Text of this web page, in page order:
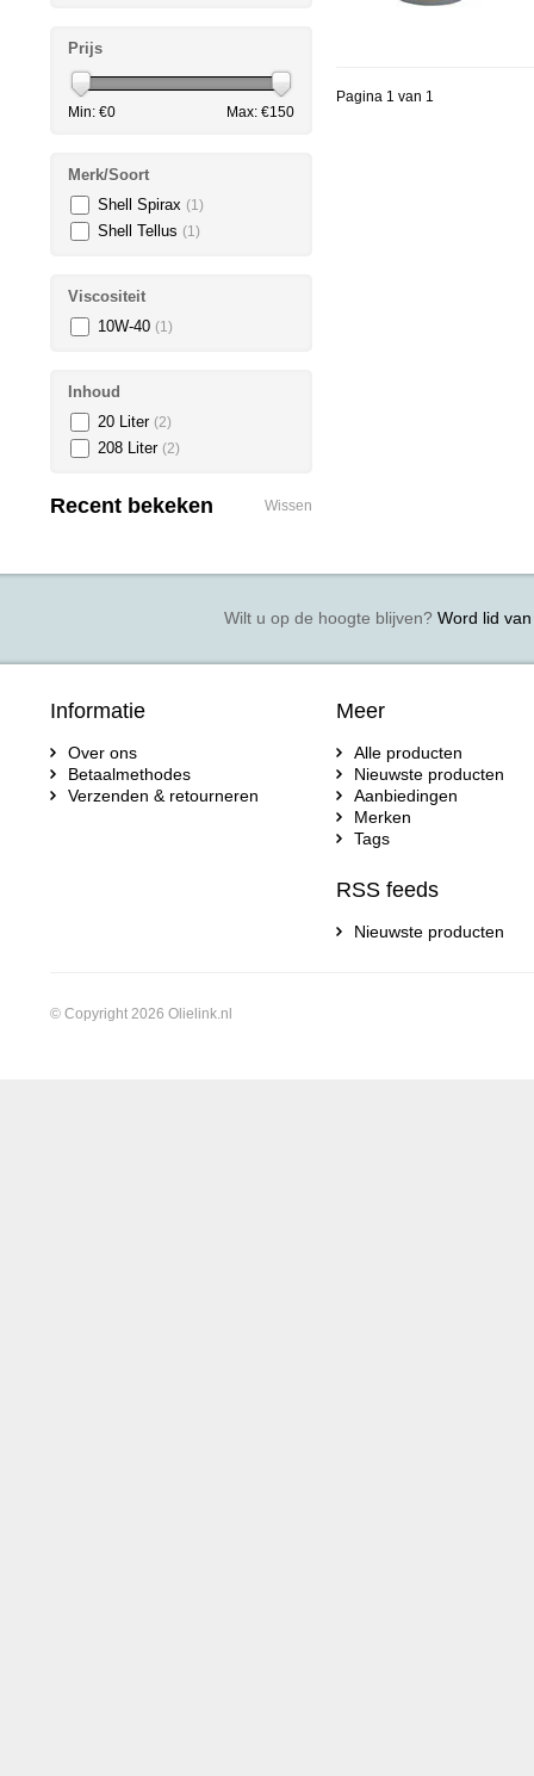
Pagina 1 van 1
Prijs
Min: €0 Max: €150
Merk/Soort
Shell Spirax (1)
Shell Tellus (1)
Viscositeit
10W-40 (1)
Inhoud
20 Liter (2)
208 Liter (2)
Recent bekeken Wissen
Wilt u op de hoogte blijven?Word lid van
Informatie
Over ons
Betaalmethodes
Verzenden & retourneren
Meer
Alle producten
Nieuwste producten
Aanbiedingen
Merken
Tags
RSS feeds
Nieuwste producten
© Copyright 2026 Olielink.nl